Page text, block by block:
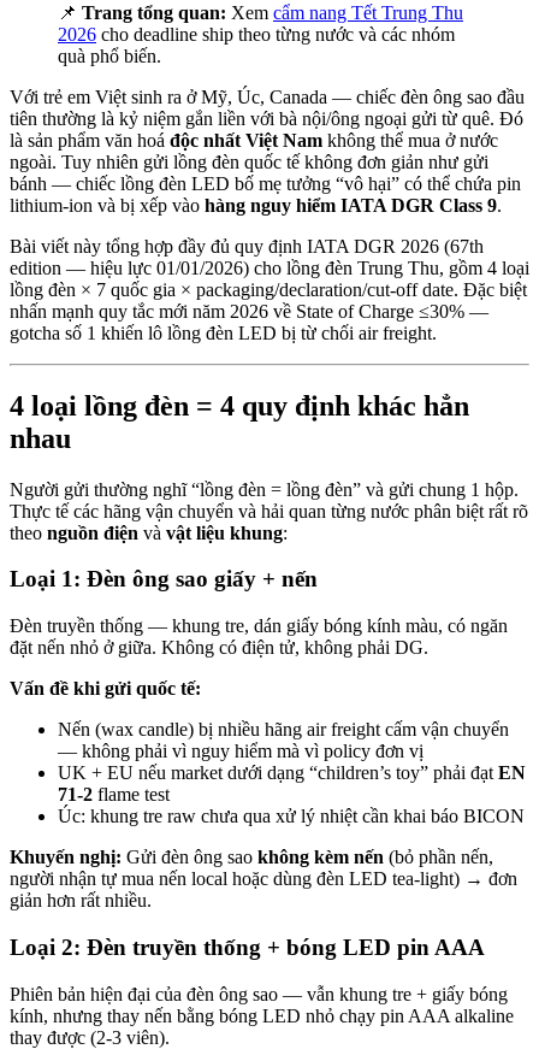
📌 Trang tổng quan: Xem cẩm nang Tết Trung Thu
2026 cho deadline ship theo từng nước và các nhóm
quà phổ biến.
Với trẻ em Việt sinh ra ở Mỹ, Úc, Canada — chiếc đèn ông sao đầu
tiên thường là kỷ niệm gắn liền với bà nội/ông ngoại gửi từ quê. Đó
là sản phẩm văn hoá độc nhất Việt Nam không thể mua ở nước
ngoài. Tuy nhiên gửi lồng đèn quốc tế không đơn giản như gửi
bánh — chiếc lồng đèn LED bố mẹ tưởng “vô hại” có thể chứa pin
lithium-ion và bị xếp vào hàng nguy hiểm IATA DGR Class 9.
Bài viết này tổng hợp đầy đủ quy định IATA DGR 2026 (67th
edition — hiệu lực 01/01/2026) cho lồng đèn Trung Thu, gồm 4 loại
lồng đèn × 7 quốc gia × packaging/declaration/cut-off date. Đặc biệt
nhấn mạnh quy tắc mới năm 2026 về State of Charge ≤30% —
gotcha số 1 khiến lô lồng đèn LED bị từ chối air freight.
4 loại lồng đèn = 4 quy định khác hẳn
nhau
Người gửi thường nghĩ “lồng đèn = lồng đèn” và gửi chung 1 hộp.
Thực tế các hãng vận chuyển và hải quan từng nước phân biệt rất rõ
theo nguồn điện và vật liệu khung:
Loại 1: Đèn ông sao giấy + nến
Đèn truyền thống — khung tre, dán giấy bóng kính màu, có ngăn
đặt nến nhỏ ở giữa. Không có điện tử, không phải DG.
Vấn đề khi gửi quốc tế:
Nến (wax candle) bị nhiều hãng air freight cấm vận chuyển
— không phải vì nguy hiểm mà vì policy đơn vị
UK + EU nếu market dưới dạng “children’s toy” phải đạt EN
71-2 flame test
Úc: khung tre raw chưa qua xử lý nhiệt cần khai báo BICON
Khuyến nghị: Gửi đèn ông sao không kèm nến (bỏ phần nến,
người nhận tự mua nến local hoặc dùng đèn LED tea-light) → đơn
giản hơn rất nhiều.
Loại 2: Đèn truyền thống + bóng LED pin AAA
Phiên bản hiện đại của đèn ông sao — vẫn khung tre + giấy bóng
kính, nhưng thay nến bằng bóng LED nhỏ chạy pin AAA alkaline
thay được (2-3 viên).